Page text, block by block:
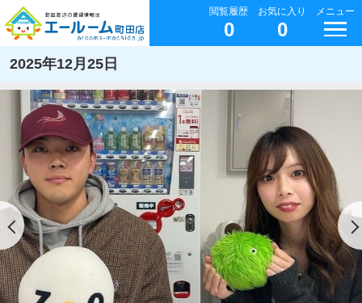
閲覧履歴
0
お気に入り
0
メニュー
2025年12月25日